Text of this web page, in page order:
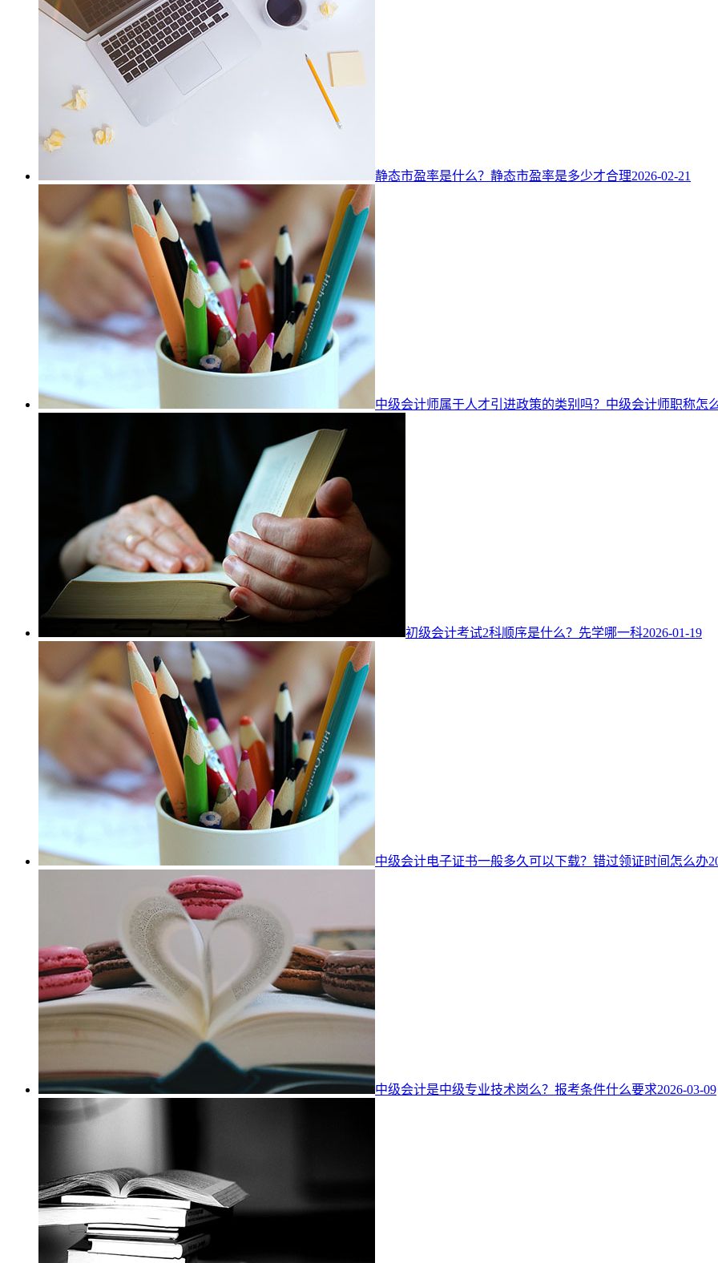
静态市盈率是什么？静态市盈率是多少才合理2026-02-21
中级会计师属于人才引进政策的类别吗？中级会计师职称怎
初级会计考试2科顺序是什么？先学哪一科2026-01-19
中级会计电子证书一般多久可以下载？错过领证时间怎么办
中级会计是中级专业技术岗么？报考条件什么要求2026-03-09